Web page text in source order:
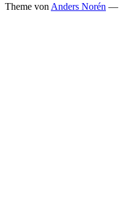
Theme von Anders Norén —